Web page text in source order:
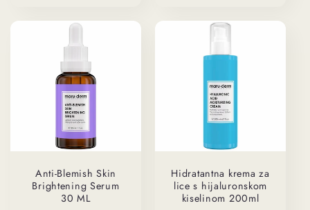
Anti-Blemish Skin
Brightening Serum
30 ML
Hidratantna krema za
lice s hijaluronskom
kiselinom 200ml